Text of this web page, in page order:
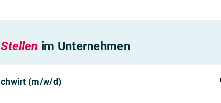
im Unternehmen
(m/w/d)